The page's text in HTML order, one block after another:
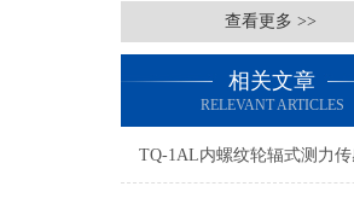
查看更多 >>
相关文章
RELEVANT ARTICLES
TQ-1AL内螺纹轮辐式测力传